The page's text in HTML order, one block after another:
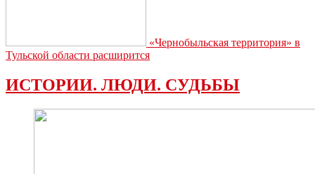
«Чернобыльская территория» в
Тульской области расширится
ИСТОРИИ. ЛЮДИ. СУДЬБЫ